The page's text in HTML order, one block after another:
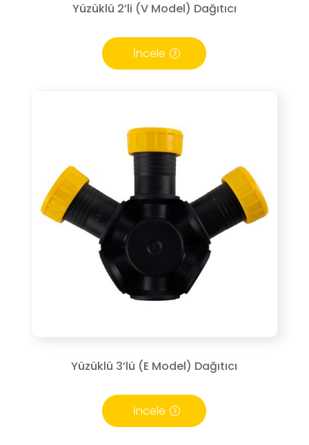
Yüzüklü 2’li (V Model) Dağıtıcı
İncele
Yüzüklü 3’lü (E Model) Dağıtıcı
İncele